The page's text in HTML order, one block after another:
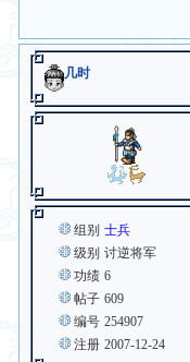
几时
组别 士兵
级别 讨逆将军
功绩 6
帖子 609
编号 254907
注册 2007-12-24